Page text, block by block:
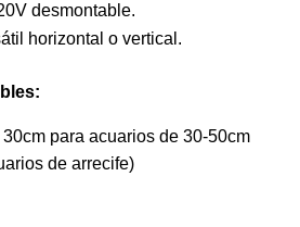
desmontable.
horizontal o vertical.
para acuarios de 30-50cm
de arrecife)